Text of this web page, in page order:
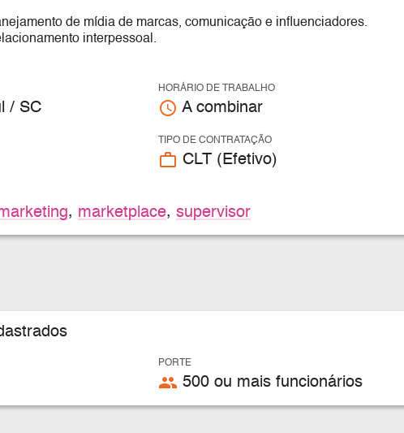
de mídia de marcas, comunicação e influenciadores.
interpessoal.
/ SC
HORÁRIO DE TRABALHO
access_time A combinar
TIPO DE CONTRATAÇÃO
work_outline CLT (Efetivo)
, marketplace, supervisor
PORTE
people 500 ou mais funcionários